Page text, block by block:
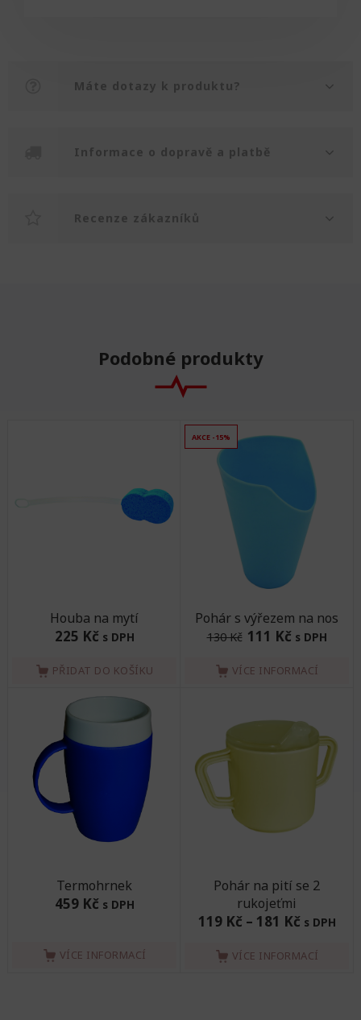
Máte dotazy k produktu?
Informace o dopravě a platbě
Recenze zákazníků
Podobné produkty
Houba na mytí
225 Kč s DPH
PŘIDAT DO KOŠÍKU
AKCE -15%
Pohár s výřezem na nos
130 Kč 111 Kč s DPH
VÍCE INFORMACÍ
Termohrnek
459 Kč s DPH
VÍCE INFORMACÍ
Pohár na pití se 2
rukojeťmi
119 Kč– 181 Kč s DPH
VÍCE INFORMACÍ